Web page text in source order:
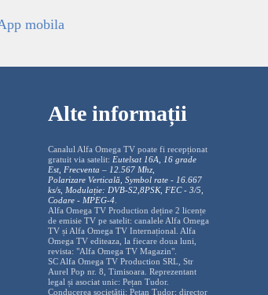
Alte informații
Canalul Alfa Omega TV poate fi recepționat
gratuit via satelit: Eutelsat 16A, 16 grade
Est, Frecventa – 12.567 Mhz,
Polarizare Verticală, Symbol rate - 16.667
ks/s, Modulație: DVB-S2,8PSK, FEC - 3/5,
Codare - MPEG-4
Alfa Omega TV Production deține 2 licențe
de emisie TV pe satelit: canalele Alfa Omega
TV și Alfa Omega TV Internațional. Alfa
Omega TV editeaza, la fiecare doua luni,
revista: "Alfa Omega TV Magazin".
SC Alfa Omega TV Production SRL, Str
Aurel Pop nr. 8, Timisoara. Reprezentant
legal și asociat unic: Pețan Tudor.
Conducerea societății: Pețan Tudor: director